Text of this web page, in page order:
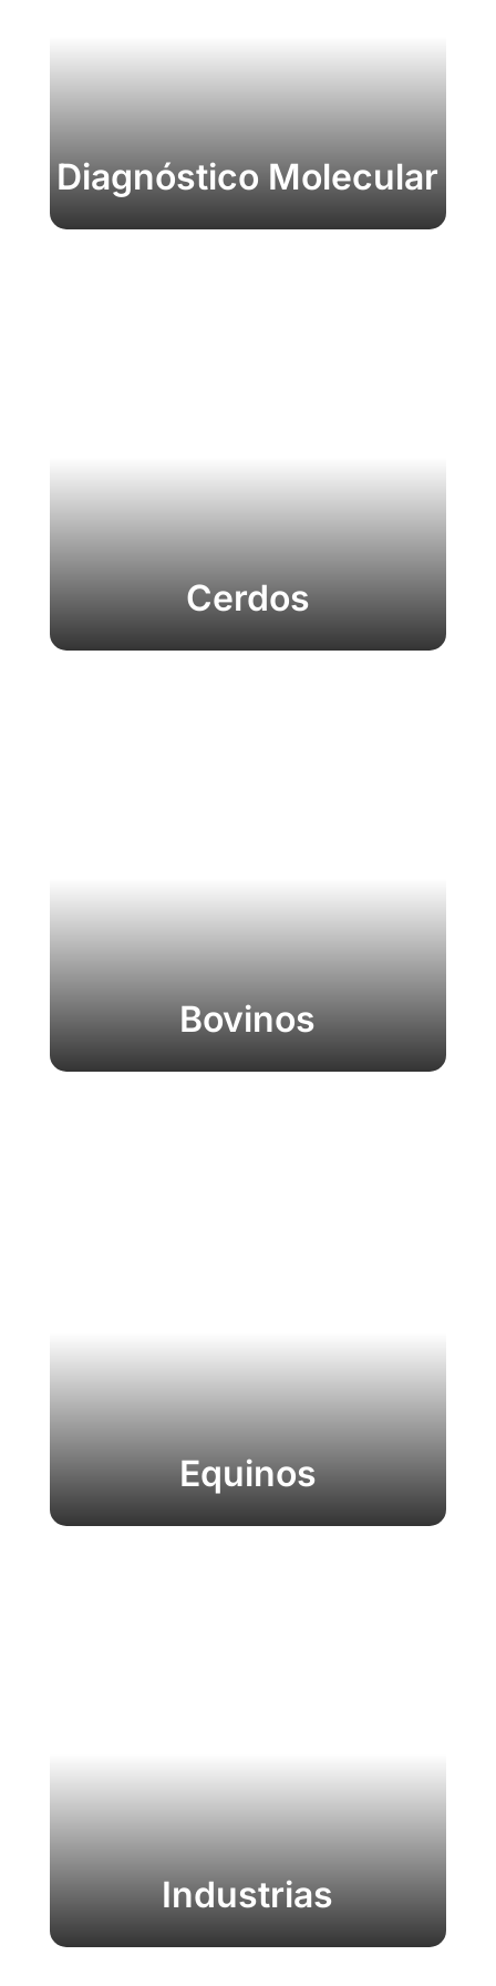
Diagnóstico Molecular
Cerdos
Bovinos
Equinos
Industrias